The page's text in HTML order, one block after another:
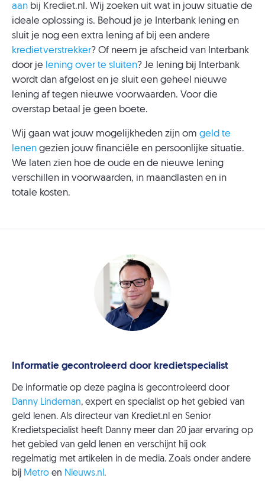
aan bij Krediet.nl. Wij zoeken uit wat in jouw situatie de
ideale oplossing is. Behoud je je Interbank lening en
sluit je nog een extra lening af bij een andere
kredietverstrekker? Of neem je afscheid van Interbank
door je lening over te sluiten? Je lening bij Interbank
wordt dan afgelost en je sluit een geheel nieuwe
lening af tegen nieuwe voorwaarden. Voor die
overstap betaal je geen boete.
Wij gaan wat jouw mogelijkheden zijn om geld te
lenen gezien jouw financiële en persoonlijke situatie.
We laten zien hoe de oude en de nieuwe lening
verschillen in voorwaarden, in maandlasten en in
totale kosten.
Informatie gecontroleerd door kredietspecialist
De informatie op deze pagina is gecontroleerd door
Danny Lindeman, expert en specialist op het gebied van
geld lenen. Als directeur van Krediet.nl en Senior
Kredietspecialist heeft Danny meer dan 20 jaar ervaring op
het gebied van geld lenen en verschijnt hij ook
regelmatig met artikelen in de media. Zoals onder andere
bij Metro en Nieuws.nl .